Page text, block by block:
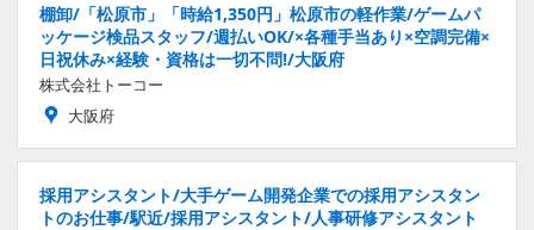
棚卸/「松原市」「時給1,350円」松原市の軽作業/ゲームパ
ッケージ検品スタッフ/週払いOK/×各種手当あり×空調完備×
日祝休み×経験・資格は一切不問!/大阪府
株式会社トーコー
大阪府
採用アシスタント/大手ゲーム開発企業での採用アシスタン
トのお仕事/駅近/採用アシスタント/人事研修アシスタント